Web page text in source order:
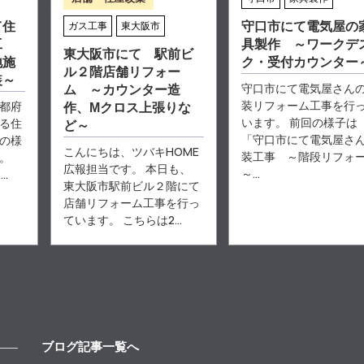
府
住
様
ガス工事 東大阪市
東大阪市にて 駅前ビ
ル２階店舗リフォー
ム ～カウンター造
作、Mクロス上張りな
ど～
こんにちは、ツバキHOME
広報担当です。 本日も、
東大阪市駅前ビル２階にて
店舗リフォーム工事を行っ
ています。 こちらは2...
守口市にて電気屋の
具製作 ～ワークデ
ク・受付カウンター
守口市にて電気屋さん
装リフォーム工事を行
います。 前回の様子は
「守口市にて電気屋さ
装工事 ～階段リフォ
～...
ブログ記事一覧へ